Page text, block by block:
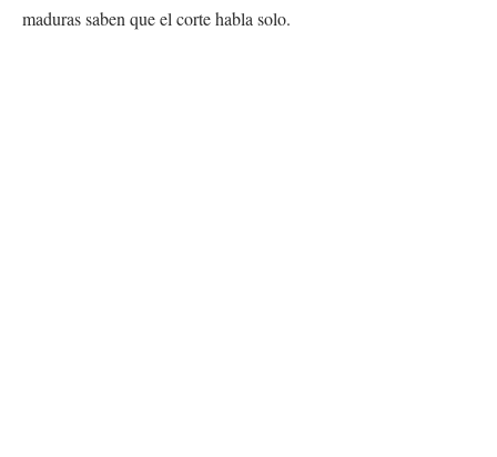
maduras saben que el corte habla solo.